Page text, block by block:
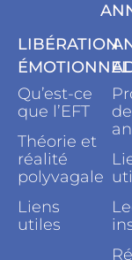
LIBÉRATION
Qu’est-ce
que l’EFT
Théorie et
réalité
polyvagale
Liens
utiles